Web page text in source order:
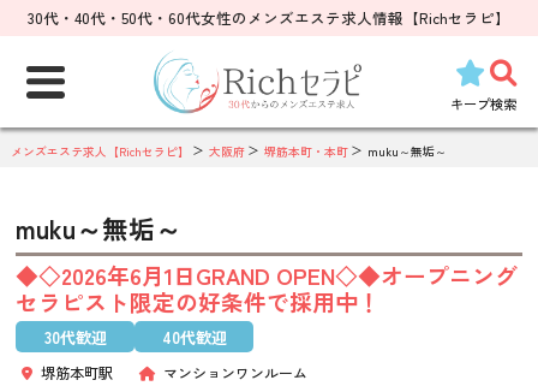
30代・40代・50代・60代女性のメンズエステ求人情報【Richセラピ】
キープ検索
索:
メンズエステ求人【Richセラピ】 大阪府 堺筋本町・本町 muku～無垢～
muku～無垢～
◆◇2026年6月1日GRAND OPEN◇◆オープニング
セラピスト限定の好条件で採用中！
30代歓迎 40代歓迎
堺筋本町駅 マンションワンルーム